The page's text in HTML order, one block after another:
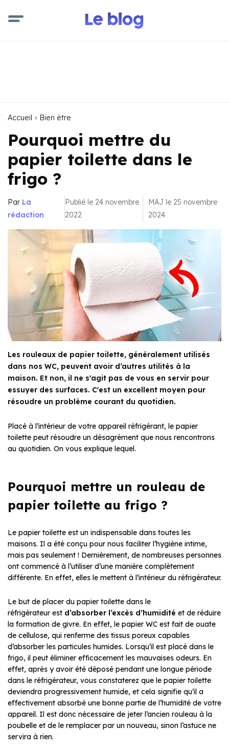
Accueil Bien être
Pourquoi mettre du
papier toilette dans le
frigo ?
Par La
rédaction
Publié le 24 novembre
2022
MAJ le 25 novembre
2024
Les rouleaux de papier toilette, généralement utilisés
dans nos WC, peuvent avoir d’autres utilités à la
maison. Et non, il ne s'agit pas de vous en servir pour
essuyer des surfaces. C'est un excellent moyen pour
résoudre un problème courant du quotidien.
Placé à l’intérieur de votre appareil réfrigérant, le papier
toilette peut résoudre un désagrément que nous rencontrons
au quotidien. On vous explique lequel.
Pourquoi mettre un rouleau de
papier toilette au frigo ?
Le papier toilette est un indispensable dans toutes les
maisons. Il a été conçu pour nous faciliter l’hygiène intime,
mais pas seulement ! Dernièrement, de nombreuses personnes
ont commencé à l’utiliser d’une manière complètement
différente. En effet, elles le mettent à l’intérieur du réfrigérateur.
Le but de placer du papier toilette dans le
réfrigérateur est d’absorber l’excès d’humidité et de réduire
la formation de givre. En effet, le papier WC est fait de ouate
de cellulose, qui renferme des tissus poreux capables
d’absorber les particules humides. Lorsqu’il est placé dans le
frigo, il peut éliminer efficacement les mauvaises odeurs. En
effet, après y avoir été déposé pendant une longue période
dans le réfrigérateur, vous constaterez que le papier toilette
deviendra progressivement humide, et cela signifie qu’il a
effectivement absorbé une bonne partie de l’humidité de votre
appareil. Il est donc nécessaire de jeter l’ancien rouleau à la
poubelle et de le remplacer par un nouveau, sinon l’astuce ne
servira à rien.